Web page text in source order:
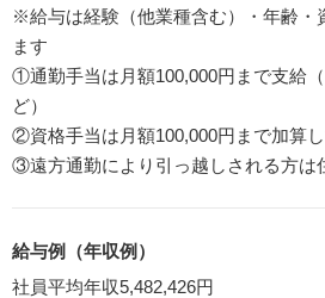
※給与は経験（他業種含む）・年齢・
ます
①通勤手当は月額100,000円まで支給
ど）
②資格手当は月額100,000円まで加算
③遠方通勤により引っ越しされる方は
給与例（年収例）
社員平均年収5,482,426円